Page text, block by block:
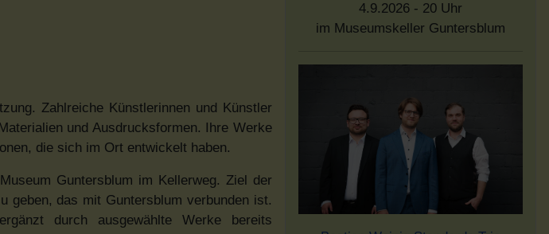
Zahlreiche Künstlerinnen und Künstler
und Ausdrucksformen. Ihre Werke
die sich im Ort entwickelt haben.
Guntersblum im Kellerweg. Ziel der
geben, das mit Guntersblum verbunden ist.
durch ausgewählte Werke bereits
4.9.2026 - 20 Uhr
im Museumskeller Guntersblum